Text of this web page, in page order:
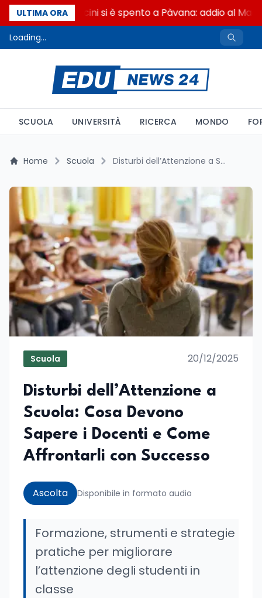
ULTIMA ORA
Francesco Guccini si è spento a Pàvana: addio al
Loading...
SCUOLA UNIVERSITÀ RICERCA MONDO
Home Scuola Disturbi dell’Attenzione a Scuola: Cosa Devono Sapere i Docenti e Come Affrontarli con Successo
Scuola 20/12/2025
Disturbi dell’Attenzione a
Scuola: Cosa Devono
Sapere i Docenti e Come
Affrontarli con Successo
Ascolta Disponibile in formato audio
Formazione, strumenti e strategie
pratiche per migliorare
l’attenzione degli studenti in
classe